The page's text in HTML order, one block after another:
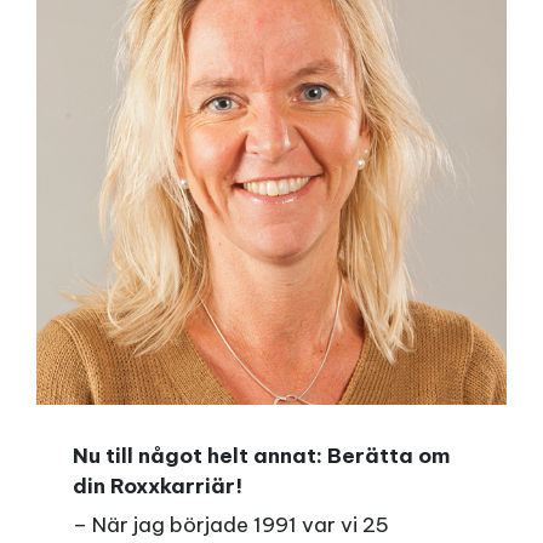
Nu till något helt annat: Berätta om
din Roxxkarriär!
– När jag började 1991 var vi 25